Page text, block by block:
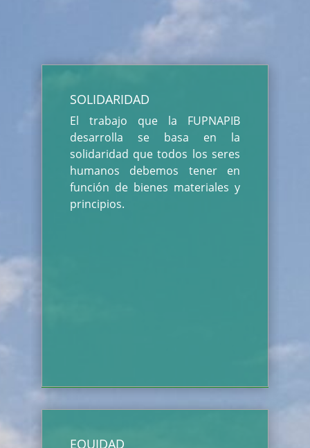
SOLIDARIDAD
El trabajo que la FUPNAPIB
desarrolla se basa en la
solidaridad que todos los seres
humanos debemos tener en
función de bienes materiales y
principios.
EQUIDAD